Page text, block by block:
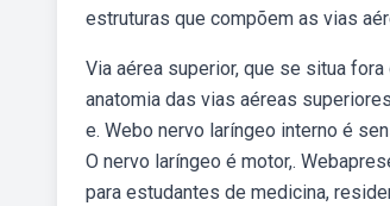
estruturas que compõem as vias
Via aérea superior, que se situa
anatomia das vias aéreas
e. Webo nervo laríngeo interno é
O nervo laríngeo é motor,.
para estudantes de medicina,